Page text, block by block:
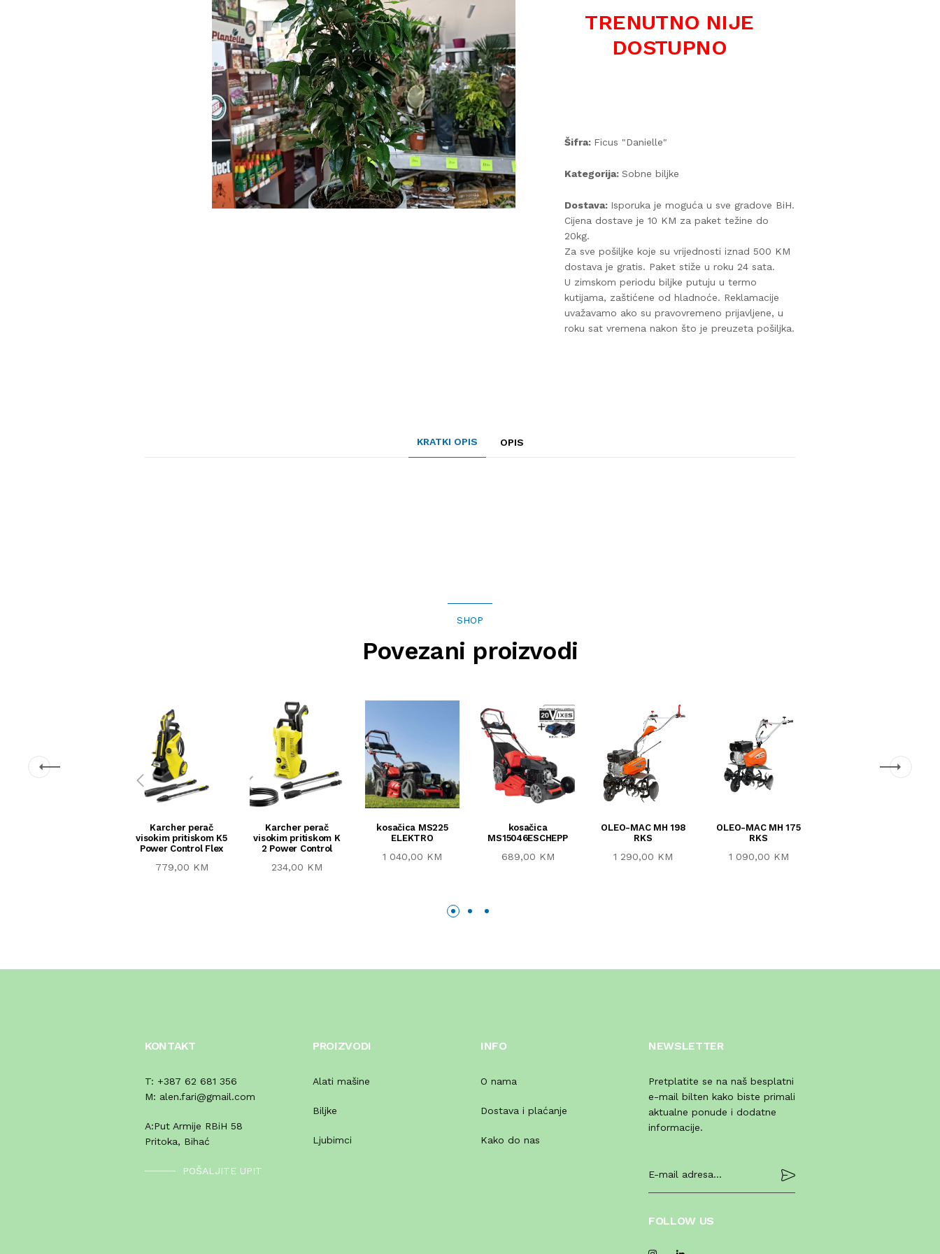
- PRSKALICE
TRENUTNO NIJE
DOSTUPNO
Šifra: Ficus "Danielle"
Kategorija: Sobne biljke
Dostava: Isporuka je moguća u sve gradove BiH.
Cijena dostave je 10 KM za paket težine do
20kg.
Za sve pošiljke koje su vrijednosti iznad 500 KM
dostava je gratis. Paket stiže u roku 24 sata.
U zimskom periodu biljke putuju u termo
kutijama, zaštićene od hladnoće. Reklamacije
uvažavamo ako su pravovremeno prijavljene, u
roku sat vremena nakon što je preuzeta pošiljka.
KRATKI OPIS OPIS
SHOP
Povezani proizvodi
Karcher perač
visokim pritiskom K5
Power Control Flex
779,00 KM
Karcher perač
visokim pritiskom K
2 Power Control
234,00 KM
kosačica MS225
ELEKTRO
1 040,00 KM
kosačica
MS15046ESCHEPP
689,00 KM
OLEO-MAC MH 198
RKS
1 290,00 KM
OLEO-MAC MH 175
RKS
1 090,00 KM
KONTAKT
T: +387 62 681 356
M: alen.fari@gmail.com
A:Put Armije RBiH 58
Pritoka, Bihać
POŠALJITE UPIT
PROIZVODI
Alati mašine
Biljke
Ljubimci
INFO
O nama
Dostava i plaćanje
Kako do nas
NEWSLETTER
Pretplatite se na naš besplatni
e-mail bilten kako biste primali
aktualne ponude i dodatne
informacije.
FOLLOW US